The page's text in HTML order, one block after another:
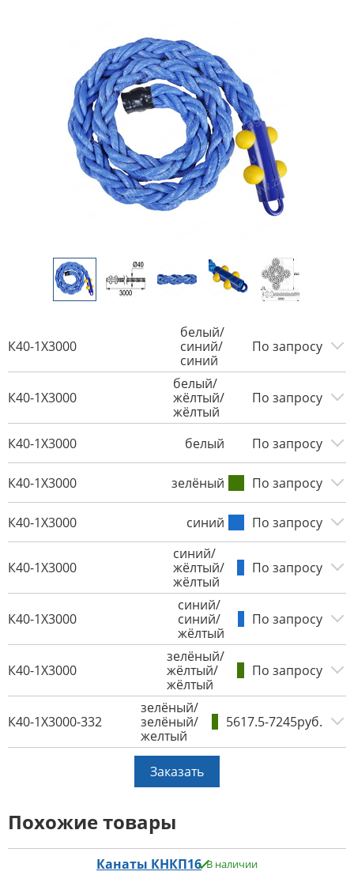
К40-1Х3000
белый/
синий/
синий
По запросу
К40-1Х3000
белый/
жёлтый/
жёлтый
По запросу
К40-1Х3000 белый По запросу
К40-1Х3000 зелёный По запросу
К40-1Х3000 синий По запросу
К40-1Х3000
синий/
жёлтый/
жёлтый
По запросу
К40-1Х3000
синий/
синий/
жёлтый
По запросу
К40-1Х3000
зелёный/
жёлтый/
жёлтый
По запросу
К40-1Х3000-332
зелёный/
зелёный/
желтый
5617.5-7245руб.
Заказать
Похожие товары
Канаты КНКП16 В наличии